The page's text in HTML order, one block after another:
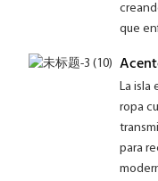
que
La isla
ropa
para